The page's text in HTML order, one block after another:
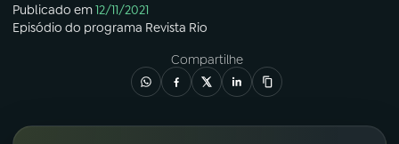
Publicado em12/11/2021
Episódio do programa Revista Rio
Compartilhe